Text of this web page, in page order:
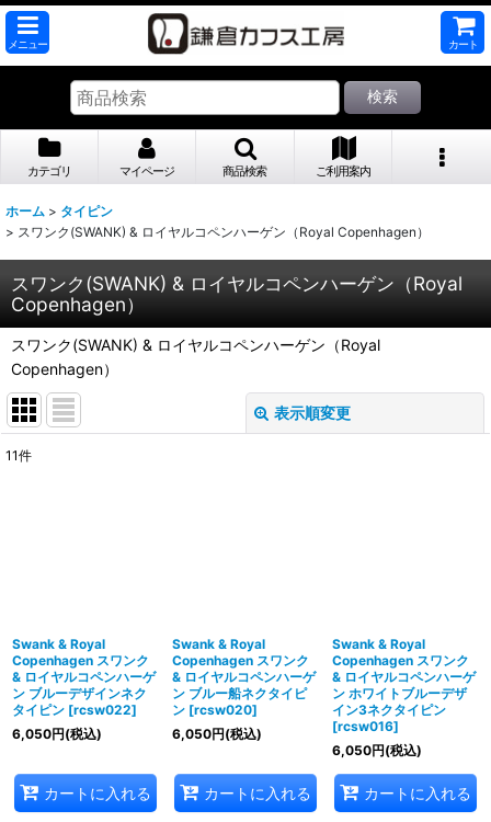
メニュー カート
検索
カテゴリ マイページ 商品検索 ご利用案内
ホーム > タイピン
> スワンク(SWANK) & ロイヤルコペンハーゲン（Royal Copenhagen）
スワンク(SWANK) & ロイヤルコペンハーゲン（Royal
Copenhagen）
スワンク(SWANK) & ロイヤルコペンハーゲン（Royal
Copenhagen）
表示順変更
11件
Swank & Royal
Copenhagen スワンク
& ロイヤルコペンハーゲ
ン ブルーデザインネク
タイピン [rcsw022]
6,050円(税込)
カートに入れる
Swank & Royal
Copenhagen スワンク
& ロイヤルコペンハーゲ
ン ブルー船ネクタイピ
ン [rcsw020]
6,050円(税込)
カートに入れる
Swank & Royal
Copenhagen スワンク
& ロイヤルコペンハーゲ
ン ホワイトブルーデザ
イン3ネクタイピン
[rcsw016]
6,050円(税込)
カートに入れる